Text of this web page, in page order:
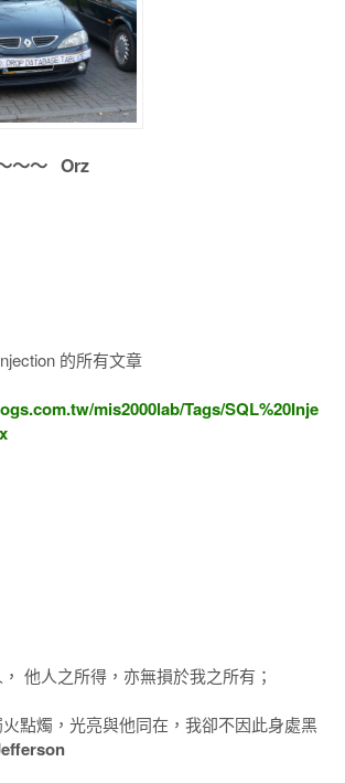
～～ Orz
的所有文章
mis2000lab/Tags/SQL%20Inje
他人之所得，亦無損於我之所有；
點燭，光亮與他同在，我卻不因此身處黑